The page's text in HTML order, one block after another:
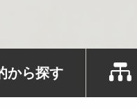
から探す